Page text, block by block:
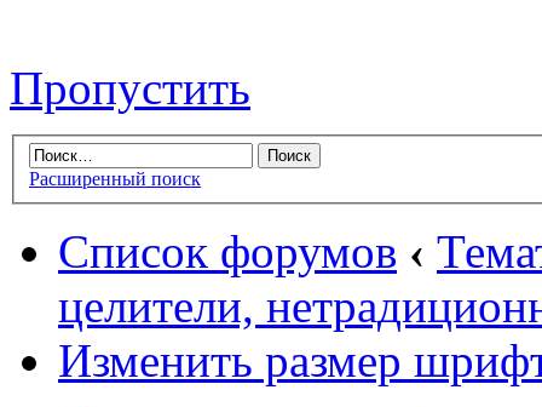
Пропустить
Расширенный поиск
Список форумов ‹
целители,
Изменить размер